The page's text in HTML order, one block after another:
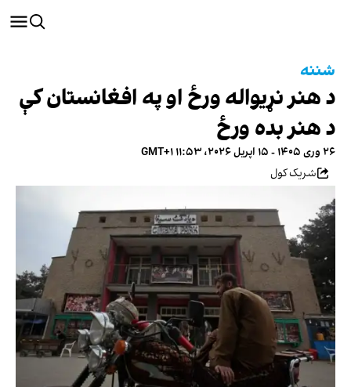
شننه
د هنر نړیواله ورځ او په افغانستان کې
د هنر بده ورځ
۲۶ وری ۱۴۰۵ - ۱۵ اپریل ۲۰۲۶، ۱۱:۵۳ GMT+۱
شریک کول